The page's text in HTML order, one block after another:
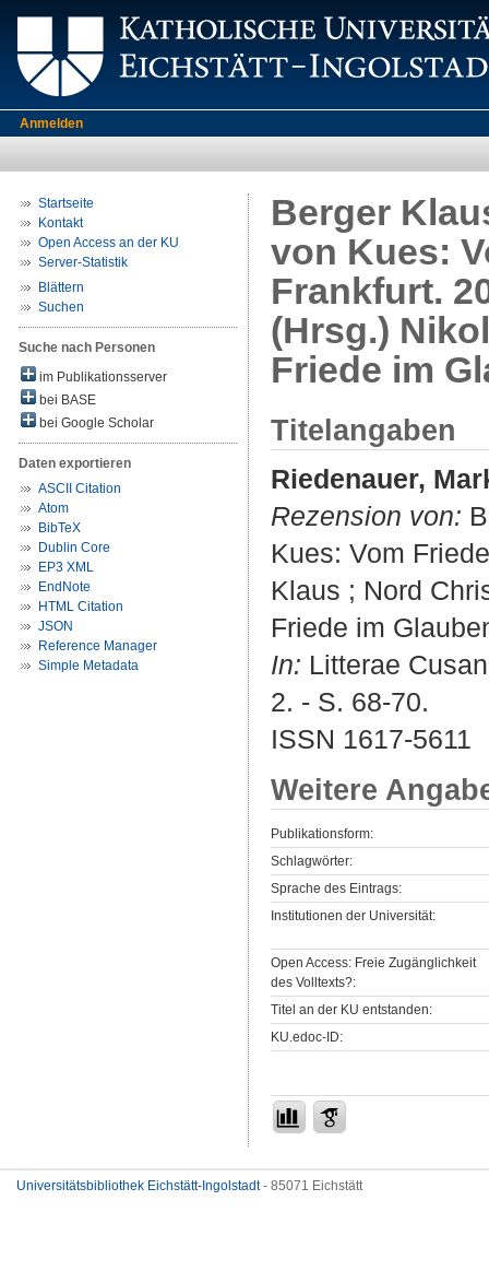
Anmelden
Startseite
Kontakt
Open Access an der KU
Server-Statistik
Blättern
Suchen
Suche nach Personen
im Publikationsserver
bei BASE
bei Google Scholar
Daten exportieren
ASCII Citation
Atom
BibTeX
Dublin Core
EP3 XML
EndNote
HTML Citation
JSON
Reference Manager
Simple Metadata
Berger
von Kues:
Frankfurt.
(Hrsg.)
Friede im
Titelangaben
Riedenauer,
Rezension von:
Kues: Vom
Klaus ; Nord
Friede im
In: Litterae
2. - S. 68-70.
ISSN 1617-5611
Weitere
Publikationsform:
Schlagwörter:
Sprache des Eintrags:
Institutionen der Universität:
Open Access: Freie Zugänglichkeit
des Volltexts?:
Titel an der KU entstanden:
KU.edoc-ID:
Universitätsbibliothek Eichstätt-Ingolstadt- 85071 Eichstätt